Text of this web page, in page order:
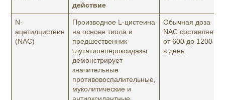
действие
N-
ацетилцистеин
(NAC)
Производное L-цистеина
на основе тиола и
предшественник
глутатионпероксидазы
демонстрирует
значительные
противовоспалительные,
муколитические и
антиоксидантные
Обычная доза
NAC составляет
от 600 до 1200 мг
в день.